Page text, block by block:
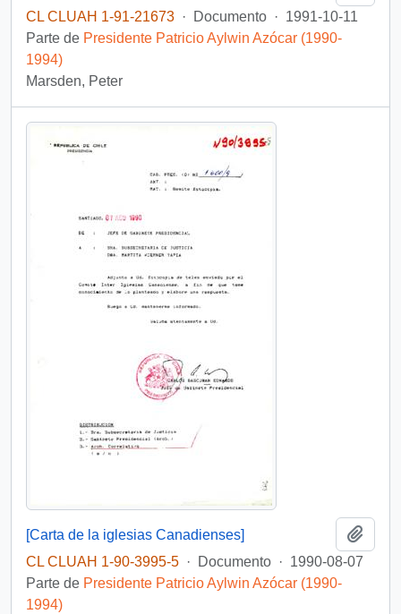
CL CLUAH 1-91-21673 · Documento · 1991-10-11
Parte de Presidente Patricio Aylwin Azócar (1990-
1994)
Marsden, Peter
[Carta de la iglesias Canadienses]
CL CLUAH 1-90-3995-5 · Documento · 1990-08-07
Parte de Presidente Patricio Aylwin Azócar (1990-
1994)